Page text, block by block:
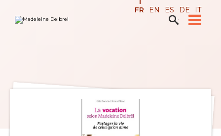
contenu.

Recherche avancée…
FR EN ES DE IT